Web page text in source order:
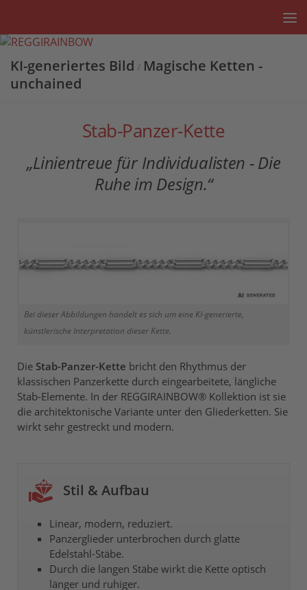
KI-generiertes Bild / Magische Ketten -
unchained
Stab-Panzer-Kette
„Linientreue für Individualisten - Die
Ruhe im Design.“
Bei dieser Abbildungen handelt es sich um eine KI-generierte,
künstlerische Interpretation dieser Kette.
Die Stab-Panzer-Kette bricht den Rhythmus der
klassischen Panzerkette durch eingearbeitete, längliche
Stab-Elemente. In der REGGIRAINBOW® Kollektion ist sie
die architektonische Variante unter den Gliederketten. Sie
wirkt sehr gestreckt und modern.
Stil & Aufbau
Linear, modern, reduziert.
Panzerglieder unterbrochen durch glatte
Edelstahl-Stäbe.
Durch die langen Stäbe wirkt die Kette optisch
länger und ruhiger.